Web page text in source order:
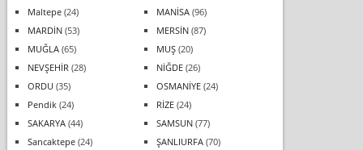
Maltepe(24) MANİSA(96)
MARDİN(53) MERSİN(87)
MUĞLA(65) MUŞ(20)
NEVŞEHİR (28) NİĞDE(26)
ORDU (35) OSMANİYE(24)
Pendik(24) RİZE(24)
SAKARYA(44) SAMSUN(77)
Sancaktepe(24) ŞANLIURFA(70)